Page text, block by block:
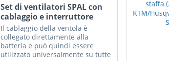
Set di ventilatori SPAL con
cablaggio e interruttore
inclusi
Il cablaggio della ventola è
collegato direttamente alla
batteria e può quindi essere
utilizzato universalmente su tutte